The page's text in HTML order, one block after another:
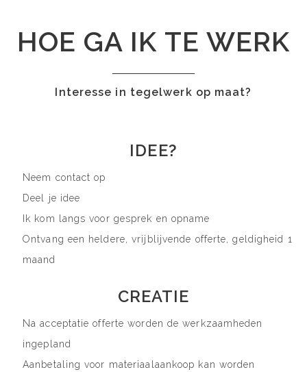
HOE GA IK TE WERK
Interesse in tegelwerk op maat?
IDEE?
Neem contact op
Deel je idee
Ik kom langs voor gesprek en opname
Ontvang een heldere, vrijblijvende offerte, geldigheid 1
maand
CREATIE
Na acceptatie offerte worden de werkzaamheden
ingepland
Aanbetaling voor materiaalaankoop kan worden